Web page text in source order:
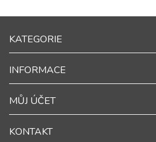
KATEGORIE
INFORMACE
MŮJ ÚČET
KONTAKT